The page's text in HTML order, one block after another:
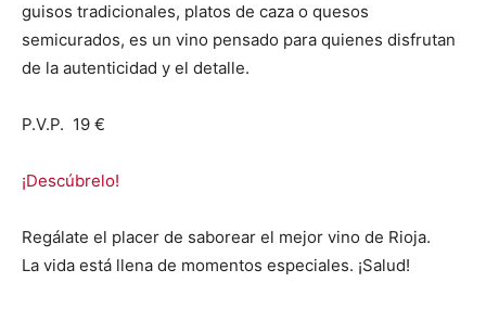
guisos tradicionales, platos de caza o quesos
semicurados, es un vino pensado para quienes disfrutan
de la autenticidad y el detalle.
P.V.P. 19 €
¡Descúbrelo!
Regálate el placer de saborear el mejor vino de Rioja.
La vida está llena de momentos especiales. ¡Salud!